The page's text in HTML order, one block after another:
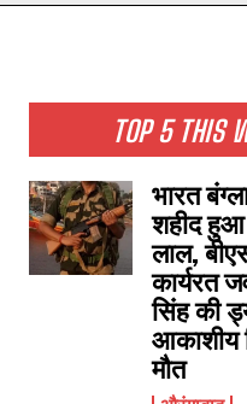
NATIONAL NEWS
CRIME NEWS
SPORTS NEWS
TECH NEWS
TOURISM NEWS
TOP 5 THIS
भारत
शहीद हुआ
लाल,
कार्यरत
सिंह की
आकाशीय
मौत